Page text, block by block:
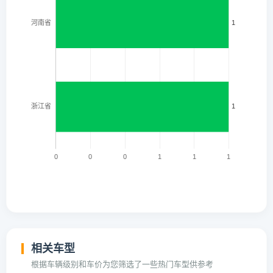
相关车型
根据车辆级别和车价为您筛选了一些热门车型供参考